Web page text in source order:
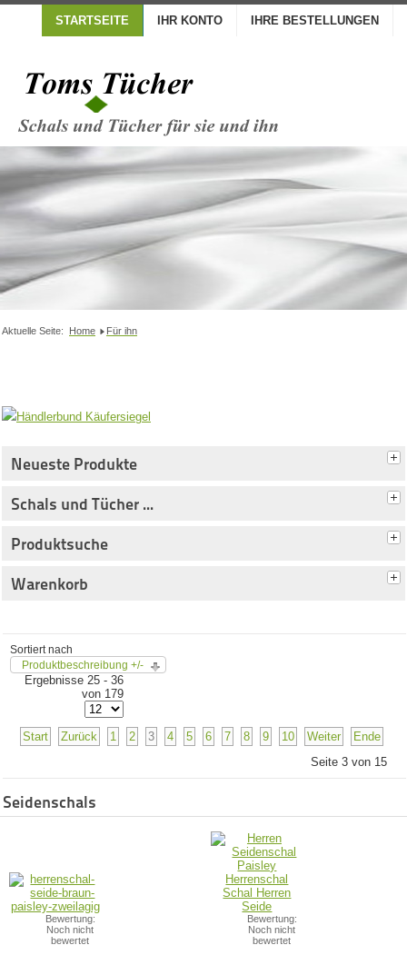
STARTSEITE IHR KONTO IHRE BESTELLUNGEN
Aktuelle Seite: Home Für ihn
Neueste Produkte
Schals und Tücher ...
Produktsuche
Warenkorb
Sortiert nach
Produktbeschreibung +/-
Ergebnisse 25 - 36
von 179
Start Zurück 1 2 3 4 5 6 7 8 9 10 Weiter
Ende
Seite 3 von 15
Seidenschals
Bewertung:
Noch nicht
bewertet
Bewertung:
Noch nicht
bewertet